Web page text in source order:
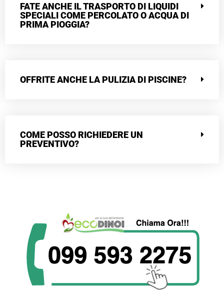
FATE ANCHE IL TRASPORTO DI LIQUIDI
SPECIALI COME PERCOLATO O ACQUA DI
PRIMA PIOGGIA?
OFFRITE ANCHE LA PULIZIA DI PISCINE?
COME POSSO RICHIEDERE UN
PREVENTIVO?